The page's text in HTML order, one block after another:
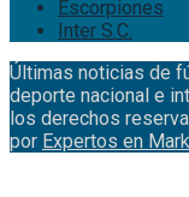
Escorpiones
Inter S.C.
Últimas noticias de
deporte nacional e
los derechos
por Expertos en